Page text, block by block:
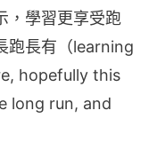
，學習更享受跑
跑長有（learning
hopefully this
long run, and